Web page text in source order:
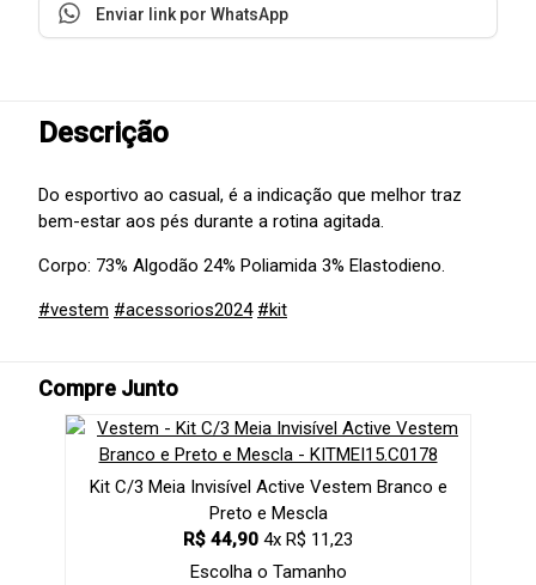
Enviar link por WhatsApp
Descrição
Do esportivo ao casual, é a indicação que melhor traz
bem-estar aos pés durante a rotina agitada.
Corpo: 73% Algodão 24% Poliamida 3% Elastodieno.
#vestem #acessorios2024 #kit
Compre Junto
Kit C/3 Meia Invisível Active Vestem Branco e
Preto e Mescla
R$ 44,90 4x R$ 11,23
Escolha o Tamanho